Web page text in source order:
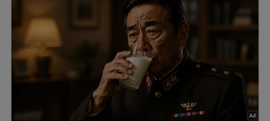
und nach dem Auskühlen über die geschälten Eier gießen.
Einige Tage durchziehen lassen.
Nach: Eier-Milch – Verlag für die Frau Leipzig, DDR 1962
Abonniere jetzt unseren Newsletter!